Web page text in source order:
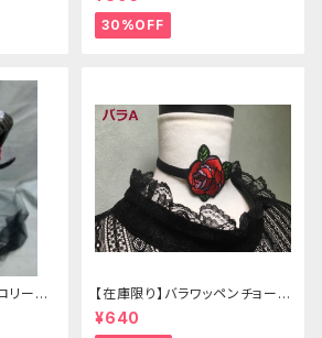
30%OFF
リータ
(ヴェ
【在庫限り】バラワッペンチョーカ
ー
¥640